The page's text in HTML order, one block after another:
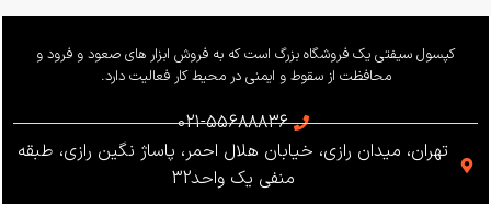
وزن 655 گرم
استاندارد
EN12841 ،EN341 ،ANSI Z359
،NFPA1983
کپسول سیفتی یک فروشگاه بزرگ است که به فروش ابزار های صعود و فرود و
محافظت از سقوط و ایمنی در محیط کار فعالیت دارد.
021-55688836
تهران، میدان رازی، خیابان هلال احمر، پاساژ نگین رازی، طبقه
منفی یک واحد32